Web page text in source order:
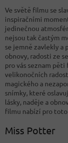
Ve světě filmu se
inspiračními
jedinečnou
nejsou tak častým
se jemně zavlekly
obnovy, radosti ze
pro vás seznam
velikonočních
magického a
snímky, které
lásky, naděje a
filmu nabízí pro
Miss Potter